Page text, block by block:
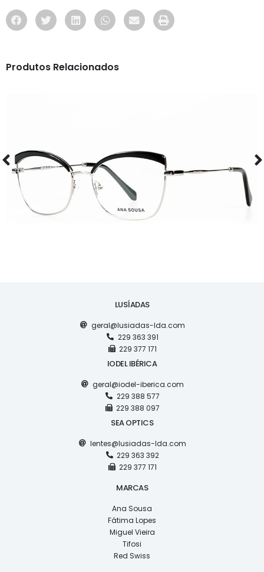
Produtos Relacionados
AS1120
LUSÍADAS
geral@lusiadas-lda.com
229 363 391
229 377 171
IODEL IBÉRICA
geral@iodel-iberica.com
229 388 577
229 388 097
SEA OPTICS
lentes@lusiadas-lda.com
229 363 392
229 377 171
MARCAS
Ana Sousa
Fátima Lopes
Miguel Vieira
Tifosi
Red Swiss